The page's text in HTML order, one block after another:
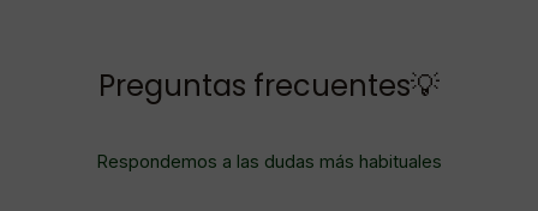
Preguntas frecuentes💡
Respondemos a las dudas más habituales